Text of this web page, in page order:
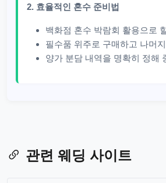
2. 효율적인 혼수 준비법
백화점 혼수 박람회 활용으로
필수품 위주로 구매하고 나머
양가 분담 내역을 명확히 정해
관련 웨딩 사이트